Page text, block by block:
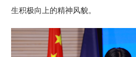
生积极向上的精神风貌。